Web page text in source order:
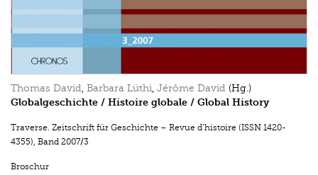
Thomas David, Barbara Lüthi, Jérôme David (Hg.)
Globalgeschichte / Histoire globale / Global History
Traverse. Zeitschrift für Geschichte – Revue d’histoire (ISSN 1420-
4355), Band 2007/3
Broschur